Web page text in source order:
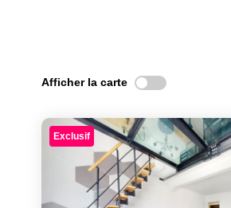
Afficher la carte
Exclusif